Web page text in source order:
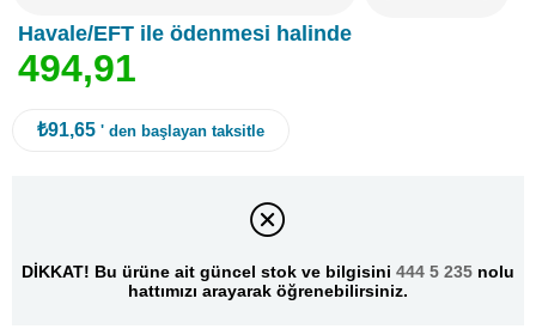
Havale/EFT ile ödenmesi halinde
494,91
₺91,65 ' den başlayan taksitle
DİKKAT! Bu ürüne ait güncel stok ve bilgisini 444 5 235 nolu
hattımızı arayarak öğrenebilirsiniz.